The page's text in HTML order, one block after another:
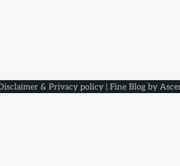
& Privacy policy | Fine Blog by